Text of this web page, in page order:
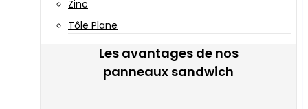
Zinc
Tôle Plane
Les avantages de nos
panneaux sandwich